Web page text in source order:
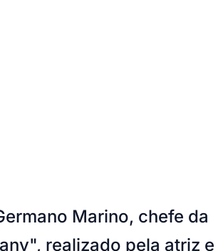
Marino, chefe da
realizado pela atriz e